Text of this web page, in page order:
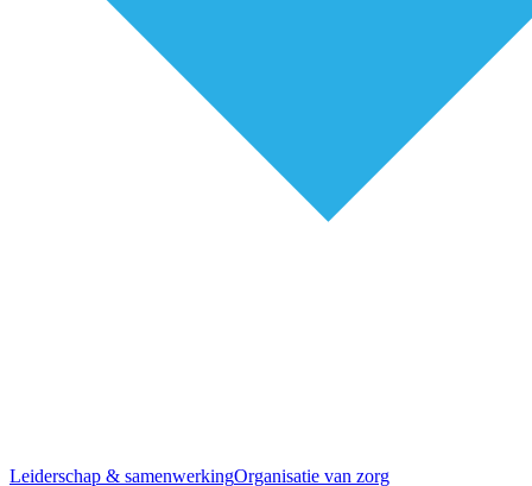
Leiderschap & samenwerkingOrganisatie van zorg